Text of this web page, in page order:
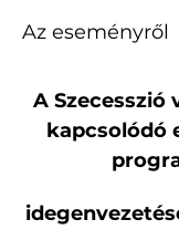
Az eseményről
A Szecesszió
kapcsolódó